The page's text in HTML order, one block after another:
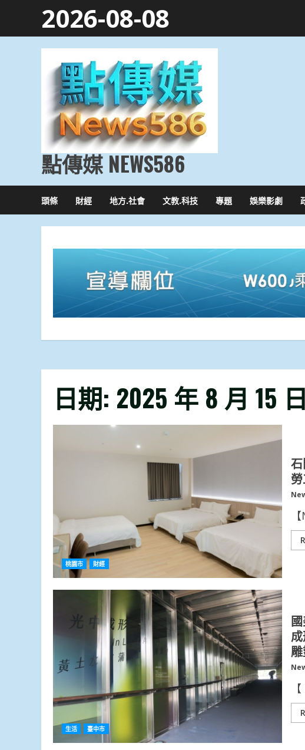
2026-08-08
點傳媒 NEWS586
頭條 財經 地方.社會 文教.科技 專題 娛樂影劇
日期: 2025 年 8 月 15 日
桃園市 財經
生活 臺中市